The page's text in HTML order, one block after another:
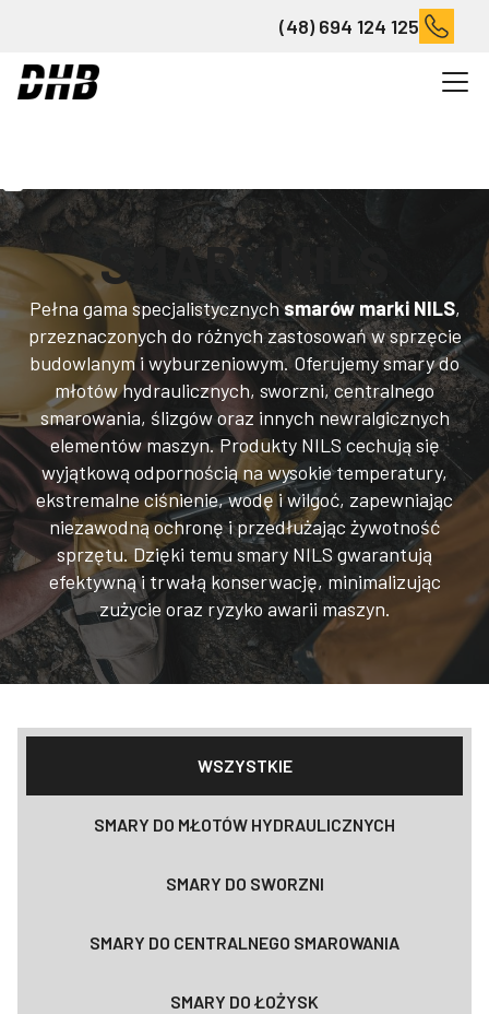
(48) 694 124 125
SMARY NILS
Pełna gama specjalistycznychsmarów marki NILS,
przeznaczonych do różnych zastosowań w sprzęcie
budowlanym i wyburzeniowym. Oferujemy smary do
młotów hydraulicznych, sworzni, centralnego
smarowania, ślizgów oraz innych newralgicznych
elementów maszyn. Produkty NILS cechują się
wyjątkową odpornością na wysokie temperatury,
ekstremalne ciśnienie, wodę i wilgoć, zapewniając
niezawodną ochronę i przedłużając żywotność
sprzętu. Dzięki temu smary NILS gwarantują
efektywną i trwałą konserwację, minimalizując
zużycie oraz ryzyko awarii maszyn.
WSZYSTKIE
SMARY DO MŁOTÓW HYDRAULICZNYCH
SMARY DO SWORZNI
SMARY DO CENTRALNEGO SMAROWANIA
SMARY DO ŁOŻYSK